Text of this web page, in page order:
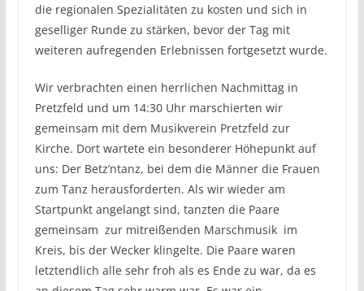
die regionalen Spezialitäten zu kosten und sich in
geselliger Runde zu stärken, bevor der Tag mit
weiteren aufregenden Erlebnissen fortgesetzt wurde.
Wir verbrachten einen herrlichen Nachmittag in
Pretzfeld und um 14:30 Uhr marschierten wir
gemeinsam mit dem Musikverein Pretzfeld zur
Kirche. Dort wartete ein besonderer Höhepunkt auf
uns: Der Betz’ntanz, bei dem die Männer die Frauen
zum Tanz herausforderten. Als wir wieder am
Startpunkt angelangt sind, tanzten die Paare
gemeinsam zur mitreißenden Marschmusik im
Kreis, bis der Wecker klingelte. Die Paare waren
letztendlich alle sehr froh als es Ende zu war, da es